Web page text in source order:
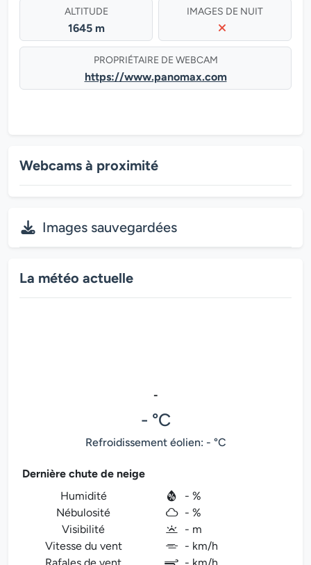
ALTITUDE
1645 m
IMAGES DE NUIT
PROPRIÉTAIRE DE WEBCAM
https://www.panomax.com
Webcams à proximité
Images sauvegardées
La météo actuelle
-
- °C
Refroidissement éolien: - °C
Dernière chute de neige
Humidité
- %
Nébulosité
- %
Visibilité
- m
Vitesse du vent
- km/h